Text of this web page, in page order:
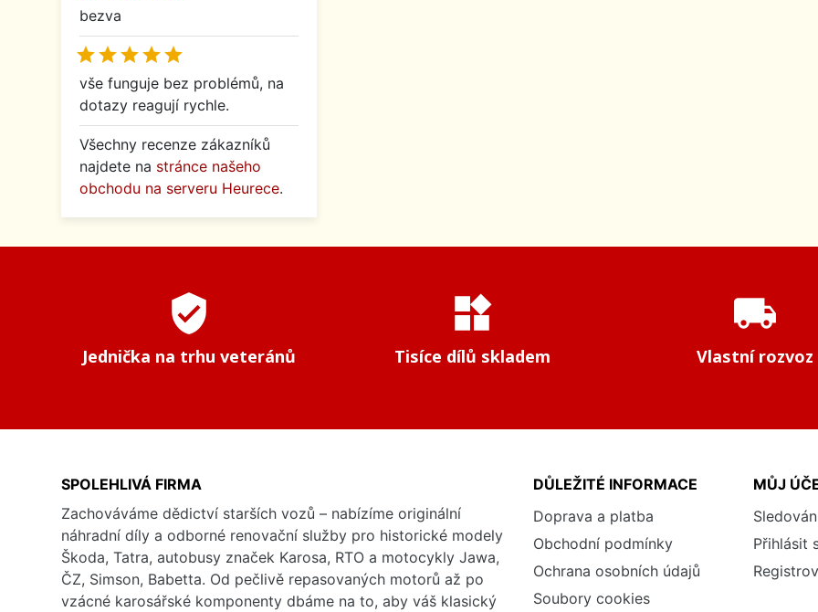
bezva

vše funguje bez problémů, na
dotazy reagují rychle.
Všechny recenze zákazníků
najdete na stránce našeho
obchodu na serveru Heurece.
verified_user
Jednička na trhu veteránů
widgets
Tisíce dílů skladem
local_shipping
Vlastní rozvoz
SPOLEHLIVÁ FIRMA
Zachováváme dědictví starších vozů – nabízíme originální
náhradní díly a odborné renovační služby pro historické modely
Škoda, Tatra, autobusy značek Karosa, RTO a motocykly Jawa,
ČZ, Simson, Babetta. Od pečlivě repasovaných motorů až po
vzácné karosářské komponenty dbáme na to, aby váš klasický
DŮLEŽITÉ INFORMACE
Doprava a platba
Obchodní podmínky
Ochrana osobních údajů
Soubory cookies
MŮJ
Přihlásit